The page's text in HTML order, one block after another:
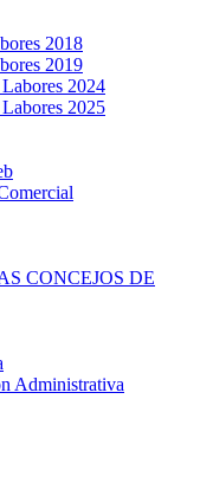
2018
2019
2024
2025
CONCEJOS DE
Administrativa